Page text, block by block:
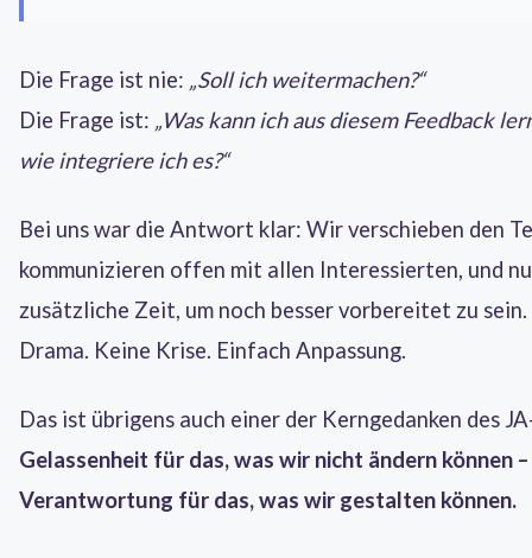
Die Frage ist nie: „Soll ich weitermachen?“
Die Frage ist: „Was kann ich aus diesem Feedback
wie integriere ich es?“
Bei uns war die Antwort klar: Wir verschieben den
kommunizieren offen mit allen Interessierten, und
zusätzliche Zeit, um noch besser vorbereitet zu
Drama. Keine Krise. Einfach Anpassung.
Das ist übrigens auch einer der Kerngedanken des
Gelassenheit für das, was wir nicht ändern können
Verantwortung für das, was wir gestalten können.